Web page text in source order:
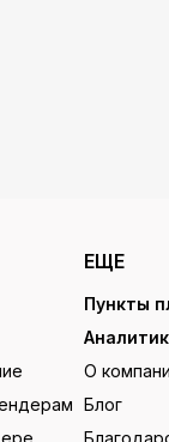
ЕЩЕ
Пункты
О
Блог